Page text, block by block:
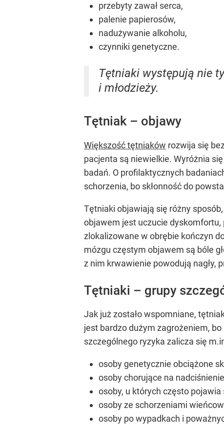
przebyty zawał serca,
palenie papierosów,
nadużywanie alkoholu,
czynniki genetyczne.
Tętniaki występują nie
i młodzieży.
Tętniak – objawy
Większość tętniaków rozwija się
pacjenta są niewielkie. Wyróżnia
badań. O profilaktycznych
schorzenia, bo skłonność do
Tętniaki objawiają się różny
objawem jest uczucie dyskomfortu,
zlokalizowane w obrębie kończyn
mózgu częstym objawem są bóle
z nim krwawienie powodują nagły,
Tętniaki – grupy
Jak już zostało wspomniane,
jest bardzo dużym zagrożeniem,
szczególnego ryzyka zalicza się
osoby genetycznie obciążone
osoby chorujące na
osoby, u których często pojawia
osoby ze schorzeniami
osoby po wypadkach i